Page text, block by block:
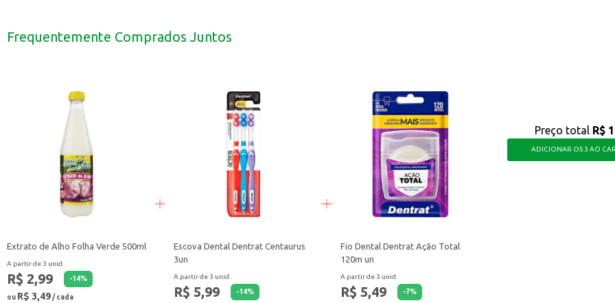
Dicas de Uso:
Frequentemente Comprados Juntos
Extrato de Alho Folha Verde 500ml
A partir de 3 unid.
R$ 2,99 -14%
ou R$ 3,49/ cada
Escova Dental Dentrat Centaurus
3un
A partir de 3 unid.
R$ 5,99 -14%
Fio Dental Dentrat Ação Total
120m un
A partir de 3 unid.
R$ 5,49 -7%
Preço total R$
ADICIONAR OS 3 AO